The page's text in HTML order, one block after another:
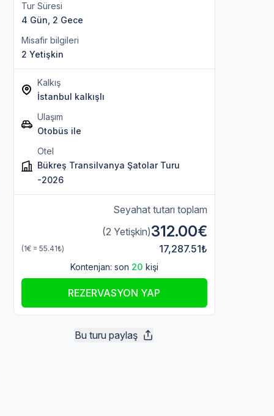
Tur Süresi
4 Gün, 2 Gece
Misafir bilgileri
2 Yetişkin
Kalkış
İstanbul kalkışlı
Ulaşım
Otobüs ile
Otel
Bükreş Transilvanya Şatolar Turu
-2026
Seyahat tutarı toplam
(2 Yetişkin)312.00€
(1€ = 55.41₺) 17,287.51₺
Kontenjan: son 20 kişi
REZERVASYON YAP
Bu turu paylaş